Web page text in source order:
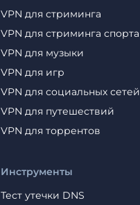
VPN для стриминга
VPN для стриминга спорта
VPN для музыки
VPN для игр
VPN для социальных сетей
VPN для путешествий
VPN для торрентов
Инструменты
Тест утечки DNS